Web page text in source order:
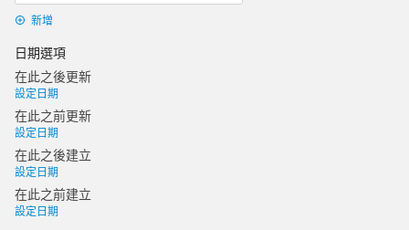
新增
日期選項
在此之後更新
設定日期
在此之前更新
設定日期
在此之後建立
設定日期
在此之前建立
設定日期